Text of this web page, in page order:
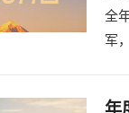
全
军
年